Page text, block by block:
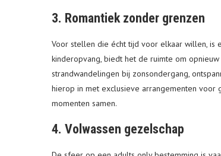
3. Romantiek zonder grenzen
Voor stellen die écht tijd voor elkaar willen, is
kinderopvang, biedt het de ruimte om
strandwandelingen bij zonsondergang,
hierop in met exclusieve arrangementen
momenten samen.
4. Volwassen gezelschap